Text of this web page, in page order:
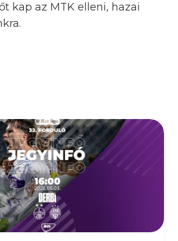
kap az MTK elleni, hazai